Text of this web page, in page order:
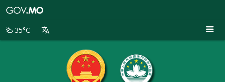
别
35°C